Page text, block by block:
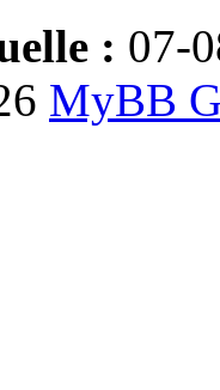
: 07-
MyBB